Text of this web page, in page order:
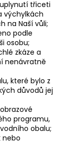
třiceti
výchylkách
na Naší vůli;
podle
osobu;
zkáze a
nenávratně
které bylo z
důvodů jej
programu,
obalu;
nebo